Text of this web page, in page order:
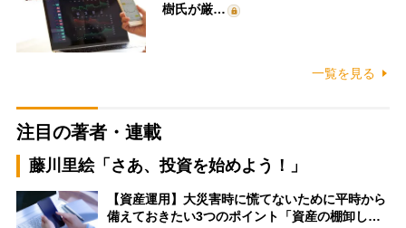
樹氏が厳…
一覧を見る
注目の著者・連載
藤川里絵「さあ、投資を始めよう！」
【資産運用】大災害時に慌てないために平時から
備えておきたい3つのポイント「資産の棚卸し…